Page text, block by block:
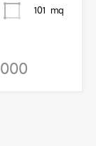
101 mq